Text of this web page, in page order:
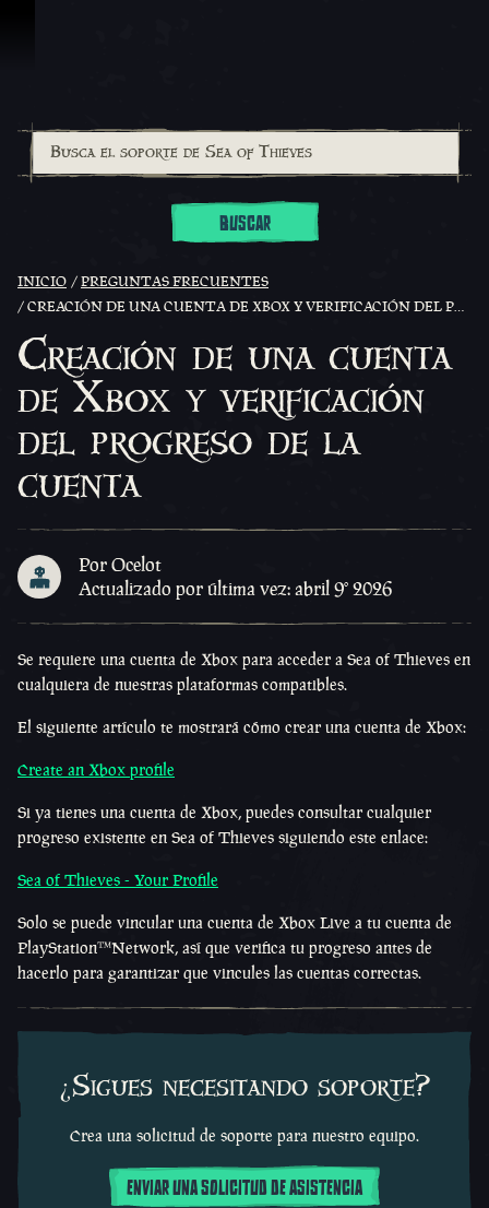
BUSCAR
INICIO
PREGUNTAS FRECUENTES
CREACIÓN DE UNA CUENTA DE XBOX Y VERIFICACIÓN DEL PROGRESO DE LA CUENTA
Creación de una cuenta
de Xbox y verificación
del progreso de la
cuenta
Por Ocelot
Actualizado por última vez: abril 9º 2026
Se requiere una cuenta de Xbox para acceder a Sea of Thieves en
cualquiera de nuestras plataformas compatibles.
El siguiente artículo te mostrará cómo crear una cuenta de Xbox:
Create an Xbox profile
Si ya tienes una cuenta de Xbox, puedes consultar cualquier
progreso existente en Sea of Thieves siguiendo este enlace:
Sea of Thieves - Your Profile
Solo se puede vincular una cuenta de Xbox Live a tu cuenta de
PlayStation™Network, así que verifica tu progreso antes de
hacerlo para garantizar que vincules las cuentas correctas.
¿Sigues necesitando soporte?
Crea una solicitud de soporte para nuestro equipo.
ENVIAR UNA SOLICITUD DE ASISTENCIA